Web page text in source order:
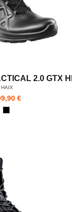
2.0 GTX
HAIX
€